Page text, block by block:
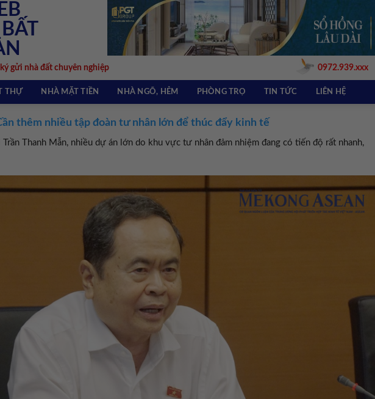
gửi nhà đất chuyên nghiệp 0972.939.xxx
THỰ NHÀ MẶT TIỀN NHÀ NGÕ, HẺM PHÒNG TRỌ TIN TỨC LIÊN HỆ
thêm nhiều tập đoàn tư nhân lớn để thúc đẩy kinh tế
Trần Thanh Mẫn, nhiều dự án lớn do khu vực tư nhân đảm nhiệm đang có tiến độ rất nhanh,